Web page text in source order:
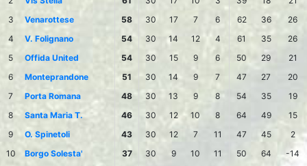
3
Venarottese 58 30 17 7 6 62 36
26
4
V. Folignano 54 30 14 12 4 61 35
26
5
Offida United 54 30 15 9 6 50 29
21
6
Monteprandone 51 30 14 9 7 47 27
20
7
Porta Romana 48 30 13 9 8 54 35
19
8
Santa Maria T. 46 30 12 10 8 64 49
15
9
O. Spinetoli 43 30 12 7 11 47 45
2
10
Borgo Solesta' 37 30 9 10 11 50 64 -14